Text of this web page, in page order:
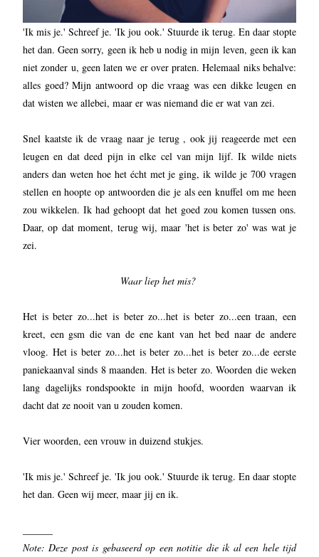
'Ik mis je.' Schreef je. 'Ik jou ook.' Stuurde ik terug. En daar stopte
het dan. Geen sorry, geen ik heb u nodig in mijn leven, geen ik kan
niet zonder u, geen laten we er over praten. Helemaal niks behalve:
alles goed? Mijn antwoord op die vraag was een dikke leugen en
dat wisten we allebei, maar er was niemand die er wat van zei.
Snel kaatste ik de vraag naar je terug , ook jij reageerde met een
leugen en dat deed pijn in elke cel van mijn lijf. Ik wilde niets
anders dan weten hoe het écht met je ging, ik wilde je 700 vragen
stellen en hoopte op antwoorden die je als een knuffel om me heen
zou wikkelen. Ik had gehoopt dat het goed zou komen tussen ons.
Daar, op dat moment, terug wij, maar 'het is beter zo' was wat je
zei.
Waar liep het mis?
Het is beter zo...het is beter zo...het is beter zo...een traan, een
kreet, een gsm die van de ene kant van het bed naar de andere
vloog. Het is beter zo...het is beter zo...het is beter zo...de eerste
paniekaanval sinds 8 maanden. Het is beter zo. Woorden die weken
lang dagelijks rondspookte in mijn hoofd, woorden waarvan ik
dacht dat ze nooit van u zouden komen.
Vier woorden, een vrouw in duizend stukjes.
'Ik mis je.' Schreef je. 'Ik jou ook.' Stuurde ik terug. En daar stopte
het dan. Geen wij meer, maar jij en ik.
Note: Deze post is gebaseerd op een notitie die ik al een hele tijd